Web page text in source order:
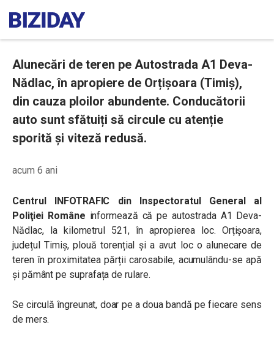
Alunecări de teren pe Autostrada A1 Deva-
Nădlac, în apropiere de Orțișoara (Timiș),
din cauza ploilor abundente. Conducătorii
auto sunt sfătuiți să circule cu atenție
sporită și viteză redusă.
acum 6 ani
Centrul INFOTRAFIC din Inspectoratul General al
Poliţiei Române informează că pe autostrada A1 Deva-
Nădlac, la kilometrul 521, în apropierea loc. Orțișoara,
județul Timiș, plouă torențial și a avut loc o alunecare de
teren în proximitatea părții carosabile, acumulându-se apă
și pământ pe suprafața de rulare.
Se circulă îngreunat, doar pe a doua bandă pe fiecare sens
de mers.